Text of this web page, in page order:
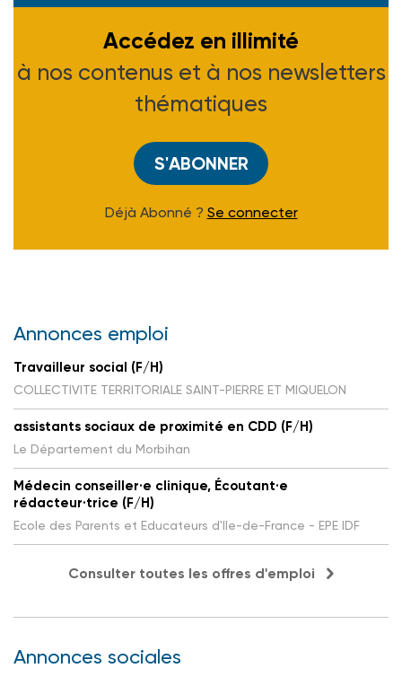
Accédez en illimité
à nos contenus et à nos newsletters
thématiques
S'ABONNER
Déjà Abonné ? Se connecter
Annonces emploi
Travailleur social (F/H)
COLLECTIVITE TERRITORIALE SAINT-PIERRE ET MIQUELON
assistants sociaux de proximité en CDD (F/H)
Le Département du Morbihan
Médecin conseiller·e clinique, Écoutant·e
rédacteur·trice (F/H)
Ecole des Parents et Educateurs d'Ile-de-France - EPE IDF
Consulter toutes les offres d'emploi
Annonces sociales